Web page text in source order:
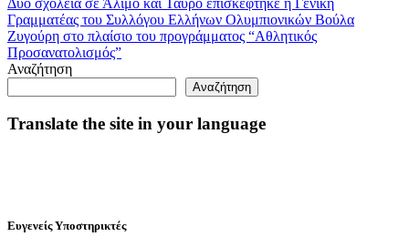
Δύο σχολεία σε Άλιμο και Ταύρο επισκέφτηκε η Γενική
Γραμματέας του Συλλόγου Ελλήνων Ολυμπιονικών Βούλα
Ζυγούρη στο πλαίσιο του προγράμματος “Αθλητικός
Προσανατολισμός”
Αναζήτηση
Αναζήτηση
Translate the site in your language
Ευγενείς Υποστηρικτές